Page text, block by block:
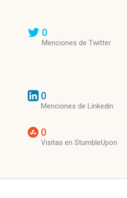
0
Menciones de Twitter
0
Menciones de Linkedin
0
Visitas en StumbleUpon